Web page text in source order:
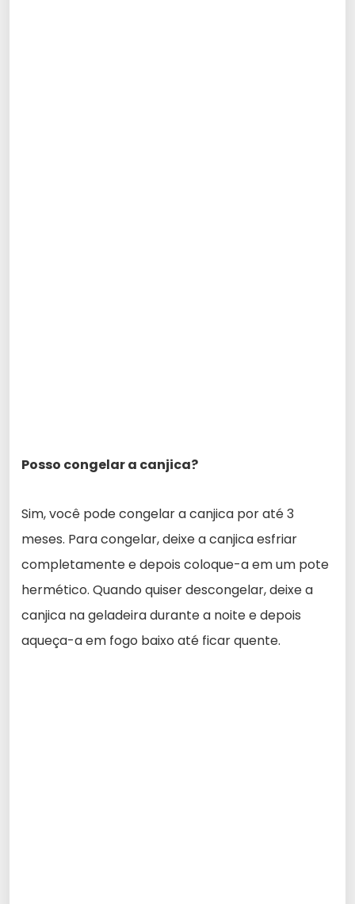
Posso congelar a canjica?
Sim, você pode congelar a canjica por até 3
meses. Para congelar, deixe a canjica esfriar
completamente e depois coloque-a em um pote
hermético. Quando quiser descongelar, deixe a
canjica na geladeira durante a noite e depois
aqueça-a em fogo baixo até ficar quente.